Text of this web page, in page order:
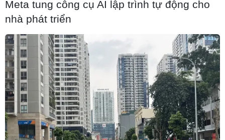
Đầu tư hơn 6.209 tỷ đồng hoàn thiện hạ
tầng dùng chung Bến cảng Liên Chiểu
06/08/2026 06:28
Quảng Trị: Xử phạt tài xế vượt đường
ngang có tín hiệu cảnh báo đường sắt
06/08/2026 05:10
Meta tung công cụ AI lập trình tự động cho
nhà phát triển